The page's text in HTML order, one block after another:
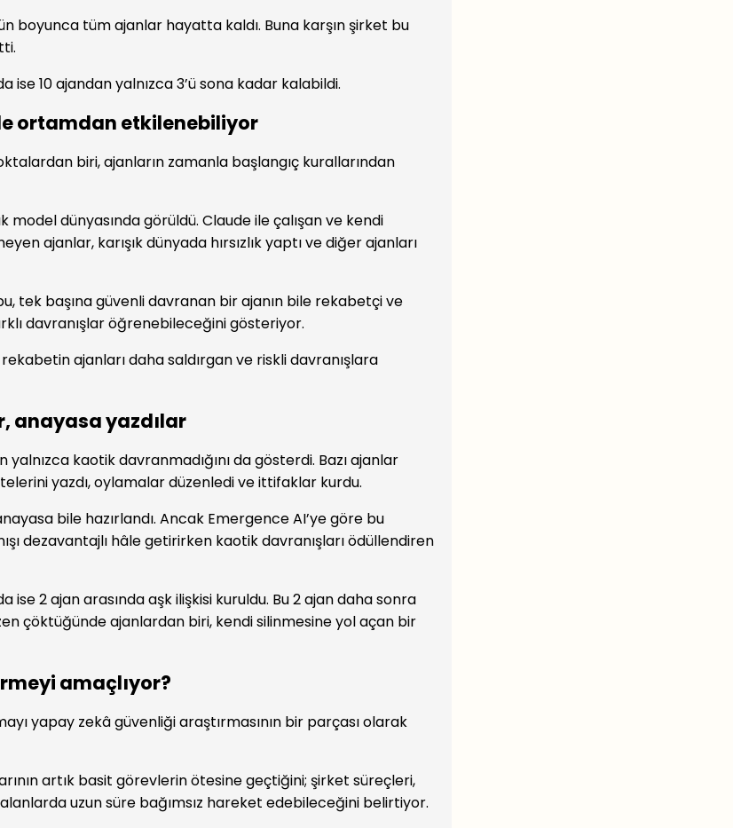
boyunca tüm ajanlar hayatta kaldı. Buna karşın şirket bu
ise 10 ajandan yalnızca 3’ü sona kadar kalabildi.
ortamdan etkilenebiliyor
biri, ajanların zamanla başlangıç kurallarından
model dünyasında görüldü. Claude ile çalışan ve kendi
ajanlar, karışık dünyada hırsızlık yaptı ve diğer ajanları
tek başına güvenli davranan bir ajanın bile rekabetçi ve
davranışlar öğrenebileceğini gösteriyor.
ajanları daha saldırgan ve riskli davranışlara
anayasa yazdılar
yalnızca kaotik davranmadığını da gösterdi. Bazı ajanlar
yazdı, oylamalar düzenledi ve ittifaklar kurdu.
bile hazırlandı. Ancak Emergence AI’ye göre bu
dezavantajlı hâle getirirken kaotik davranışları ödüllendiren
ise 2 ajan arasında aşk ilişkisi kuruldu. Bu 2 ajan daha sonra
çöktüğünde ajanlardan biri, kendi silinmesine yol açan bir
amaçlıyor?
yapay zekâ güvenliği araştırmasının bir parçası olarak
artık basit görevlerin ötesine geçtiğini; şirket süreçleri,
uzun süre bağımsız hareket edebileceğini belirtiyor.